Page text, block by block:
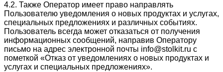
4.2. Также Оператор имеет право направлять
Пользователю уведомления о новых продуктах и услугах,
специальных предложениях и различных событиях.
Пользователь всегда может отказаться от получения
информационных сообщений, направив Оператору
письмо на адрес электронной почты info@stolkit.ru с
пометкой «Отказ от уведомлениях о новых продуктах и
услугах и специальных предложениях».